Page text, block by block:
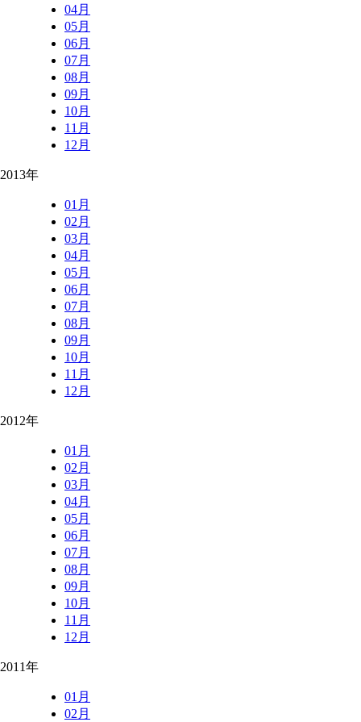
04月
05月
06月
07月
08月
09月
10月
11月
12月
2013年
01月
02月
03月
04月
05月
06月
07月
08月
09月
10月
11月
12月
2012年
01月
02月
03月
04月
05月
06月
07月
08月
09月
10月
11月
12月
2011年
01月
02月